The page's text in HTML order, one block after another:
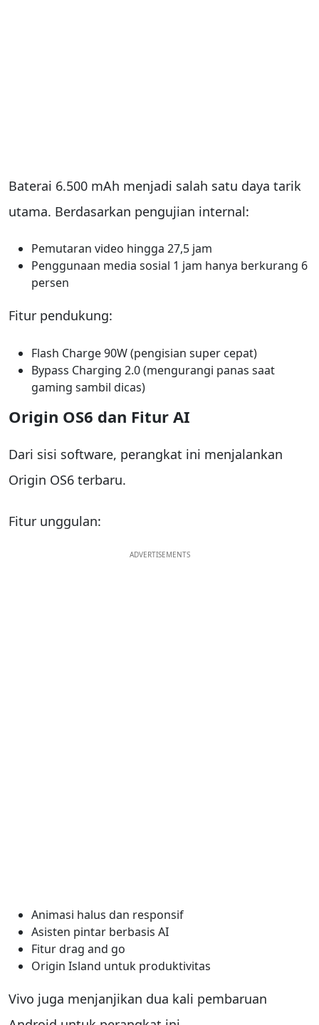
Baterai 6.500 mAh menjadi salah satu daya tarik
utama. Berdasarkan pengujian internal:
Pemutaran video hingga 27,5 jam
Penggunaan media sosial 1 jam hanya berkurang 6
persen
Fitur pendukung:
Flash Charge 90W (pengisian super cepat)
Bypass Charging 2.0 (mengurangi panas saat
gaming sambil dicas)
Origin OS6 dan Fitur AI
Dari sisi software, perangkat ini menjalankan
Origin OS6 terbaru.
Fitur unggulan:
ADVERTISEMENTS
Animasi halus dan responsif
Asisten pintar berbasis AI
Fitur drag and go
Origin Island untuk produktivitas
Vivo juga menjanjikan dua kali pembaruan